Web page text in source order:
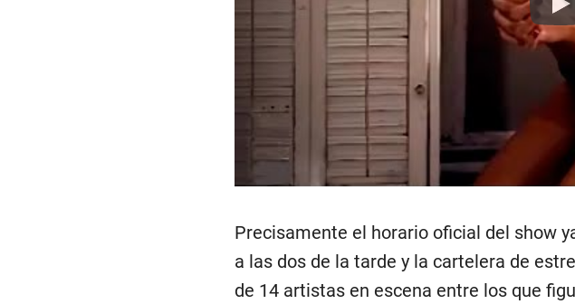
Play
Precisamente el horario oficial del show
a las dos de la tarde y la cartelera de
de 14 artistas en escena entre los que